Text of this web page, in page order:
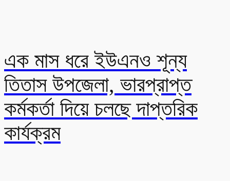
এক মাস ধরে ইউএনও শূন্য
তিতাস উপজেলা, ভারপ্রাপ্ত
কর্মকর্তা দিয়ে চলছে দাপ্তরিক
কার্যক্রম